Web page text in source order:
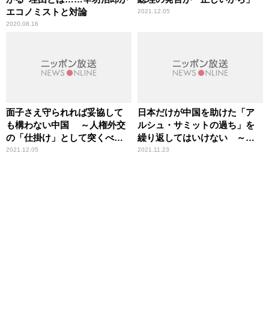
エコノミストと対論
2020.08.16
2021.12.05
面子さえ守られれば妥協して
も構わない中国 ～人権外交
の「仕掛け」として突くべき
ポイント
2021.12.05
日本だけが中国を助けた「ア
ルシュ・サミットの過ち」を
繰り返してはいけない ～林
芳正外務大臣に王毅外相から
2021.11.23